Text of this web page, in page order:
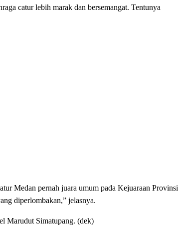
catur lebih marak dan bersemangat. Tentunya
Medan pernah juara umum pada Kejuaraan Provinsi
diperlombakan,” jelasnya.
Marudut Simatupang. (dek)